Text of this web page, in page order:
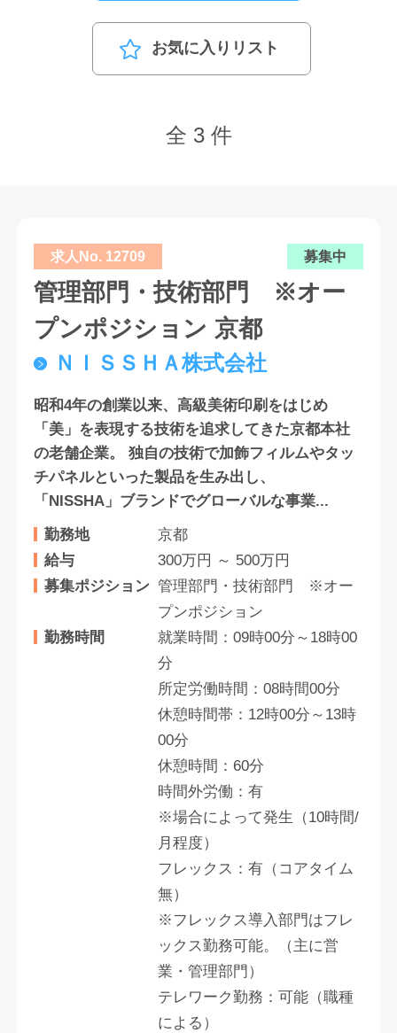
お気に入りリスト
全 3 件
求人No. 12709 募集中
管理部門・技術部門 ※オー
プンポジション 京都
ＮＩＳＳＨＡ株式会社
昭和4年の創業以来、高級美術印刷をはじめ
「美」を表現する技術を追求してきた京都本社
の老舗企業。 独自の技術で加飾フィルムやタッ
チパネルといった製品を生み出し、
「NISSHA」ブランドでグローバルな事業...
勤務地
京都
給与
300万円 ～ 500万円
募集ポジション 管理部門・技術部門 ※オー
プンポジション
勤務時間
就業時間：09時00分～18時00
分
所定労働時間：08時間00分
休憩時間帯：12時00分～13時
00分
休憩時間：60分
時間外労働：有
※場合によって発生（10時間/
月程度）
フレックス：有（コアタイム
無）
※フレックス導入部門はフレ
ックス勤務可能。（主に営
業・管理部門）
テレワーク勤務：可能（職種
による）